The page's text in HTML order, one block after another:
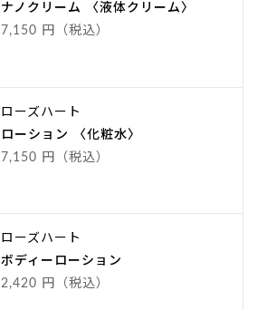
ナノクリーム 〈液体クリーム〉
7,150 円（税込）
ローズハート
ローション 〈化粧水〉
7,150 円（税込）
ローズハート
ボディーローション
2,420 円（税込）